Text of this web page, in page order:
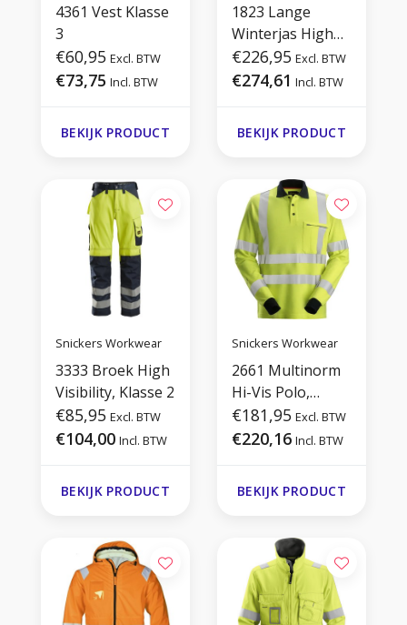
4361 Vest Klasse
3
€60,95 Excl. BTW
€73,75 Incl. BTW
BEKIJK PRODUCT
1823 Lange
Winterjas High
Visibility, Klasse 3
€226,95 Excl. BTW
€274,61 Incl. BTW
BEKIJK PRODUCT
Snickers Workwear
3333 Broek High
Visibility, Klasse 2
€85,95 Excl. BTW
€104,00 Incl. BTW
BEKIJK PRODUCT
Snickers Workwear
2661 Multinorm
Hi-Vis Polo,
Lange Mouwen
€181,95 Excl. BTW
€220,16 Incl. BTW
BEKIJK PRODUCT